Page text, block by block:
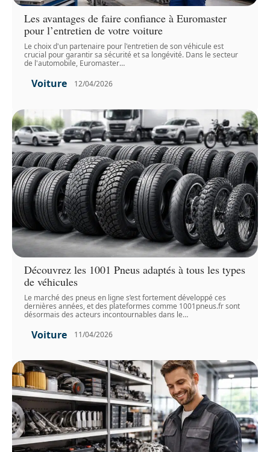
Les avantages de faire confiance à Euromaster
pour l’entretien de votre voiture
Le choix d'un partenaire pour l'entretien de son véhicule est
crucial pour garantir sa sécurité et sa longévité. Dans le secteur
de l'automobile, Euromaster…
Voiture 12/04/2026
Découvrez les 1001 Pneus adaptés à tous les types
de véhicules
Le marché des pneus en ligne s’est fortement développé ces
dernières années, et des plateformes comme 1001pneus.fr sont
désormais des acteurs incontournables dans le…
Voiture 11/04/2026